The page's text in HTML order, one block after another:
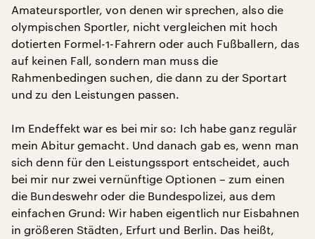
Amateursportler, von denen wir sprechen, also die
olympischen Sportler, nicht vergleichen mit hoch
dotierten Formel-1-Fahrern oder auch Fußballern, das
auf keinen Fall, sondern man muss die
Rahmenbedingen suchen, die dann zu der Sportart
und zu den Leistungen passen.
Im Endeffekt war es bei mir so: Ich habe ganz regulär
mein Abitur gemacht. Und danach gab es, wenn man
sich denn für den Leistungssport entscheidet, auch
bei mir nur zwei vernünftige Optionen – zum einen
die Bundeswehr oder die Bundespolizei, aus dem
einfachen Grund: Wir haben eigentlich nur Eisbahnen
in größeren Städten, Erfurt und Berlin. Das heißt,